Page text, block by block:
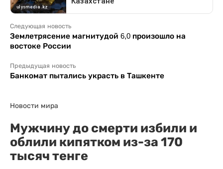
Следующая новость
Землетрясение магнитудой 6,0 произошло на
востоке России
Предыдущая новость
Банкомат пытались украсть в Ташкенте
Новости мира
Мужчину до смерти избили и
облили кипятком из-за 170
тысяч тенге